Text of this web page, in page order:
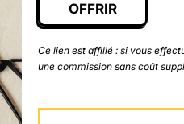
OFFRIR
Ce lien est affilié : si vous
une commission sans coût